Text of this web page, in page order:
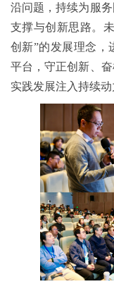
沿问题，持续为服
支撑与创新思路。
创新”的发展理念，
平台，守正创新、
实践发展注入持续动